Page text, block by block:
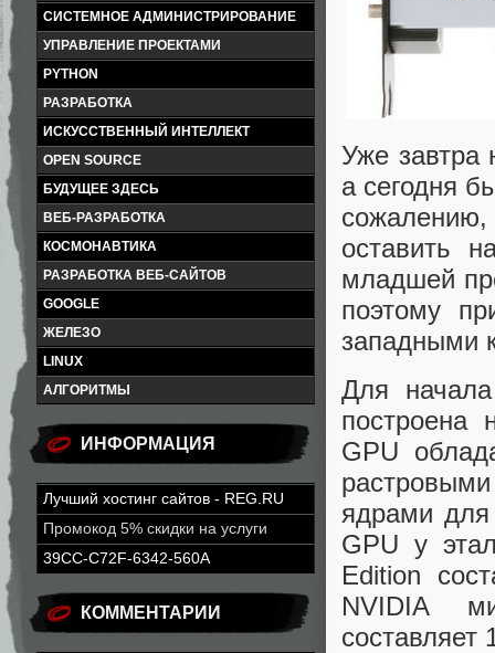
СИСТЕМНОЕ АДМИНИСТРИРОВАНИЕ
УПРАВЛЕНИЕ ПРОЕКТАМИ
PYTHON
РАЗРАБОТКА
ИСКУССТВЕННЫЙ ИНТЕЛЛЕКТ
OPEN SOURCE
БУДУЩЕЕ ЗДЕСЬ
ВЕБ-РАЗРАБОТКА
КОСМОНАВТИКА
РАЗРАБОТКА ВЕБ-САЙТОВ
GOOGLE
ЖЕЛЕЗО
LINUX
АЛГОРИТМЫ
ИНФОРМАЦИЯ
Лучший хостинг сайтов - REG.RU
Промокод 5% скидки на услуги
39CC-C72F-6342-560A
КОММЕНТАРИИ
Уже завтра
а сегодня
сожалению,
оставить
младшей
поэтому
западными
Для
построена
GPU
ядрами для
GPU у
Edition
NVIDIA
составляет